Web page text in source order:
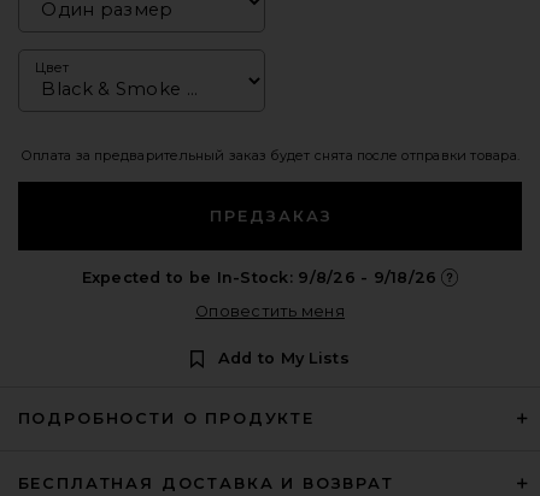
Цвет
Оплата за предварительный заказ будет снята после отправки товара.
ПРЕДЗАКАЗ
Expected to be In-Stock: 9/8/26 - 9/18/26
Оповестить меня
Add to My Lists
ПОДРОБНОСТИ О ПРОДУКТЕ
БЕСПЛАТНАЯ ДОСТАВКА И ВОЗВРАТ